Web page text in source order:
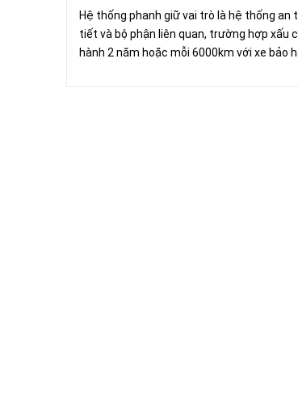
Hệ thống phanh giữ vai trò là hệ thống
tiết và bộ phận liên quan, trường hợp xấu
hành 2 năm hoặc mỗi 6000km với xe bảo